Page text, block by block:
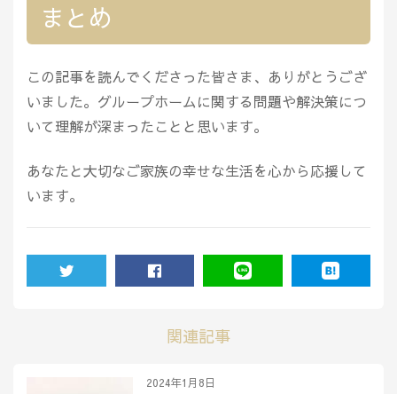
まとめ
この記事を読んでくださった皆さま、ありがとうござ
いました。グループホームに関する問題や解決策につ
いて理解が深まったことと思います。
あなたと大切なご家族の幸せな生活を心から応援して
います。
関連記事
2024年1月8日